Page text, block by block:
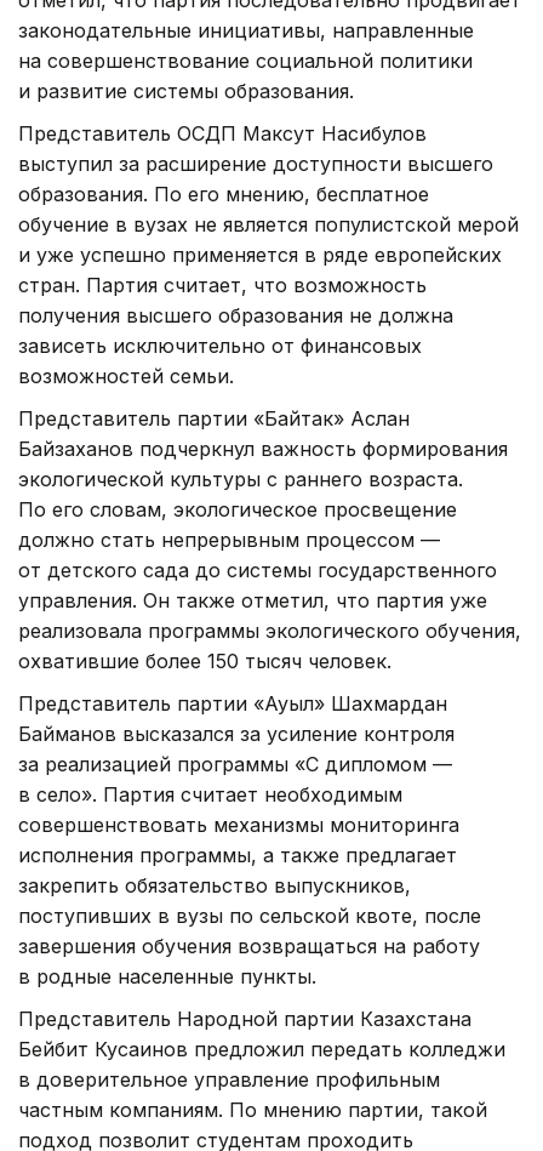
законодательные инициативы, направленные
на совершенствование социальной политики
и развитие системы образования.
Представитель ОСДП Максут Насибулов
выступил за расширение доступности высшего
образования. По его мнению, бесплатное
обучение в вузах не является популистской мерой
и уже успешно применяется в ряде европейских
стран. Партия считает, что возможность
получения высшего образования не должна
зависеть исключительно от финансовых
возможностей семьи.
Представитель партии «Байтак» Аслан
Байзаханов подчеркнул важность формирования
экологической культуры с раннего возраста.
По его словам, экологическое просвещение
должно стать непрерывным процессом —
от детского сада до системы государственного
управления. Он также отметил, что партия уже
реализовала программы экологического обучения,
охватившие более 150 тысяч человек.
Представитель партии «Ауыл» Шахмардан
Байманов высказался за усиление контроля
за реализацией программы «С дипломом —
в село». Партия считает необходимым
совершенствовать механизмы мониторинга
исполнения программы, а также предлагает
закрепить обязательство выпускников,
поступивших в вузы по сельской квоте, после
завершения обучения возвращаться на работу
в родные населенные пункты.
Представитель Народной партии Казахстана
Бейбит Кусаинов предложил передать колледжи
в доверительное управление профильным
частным компаниям. По мнению партии, такой
подход позволит студентам проходить